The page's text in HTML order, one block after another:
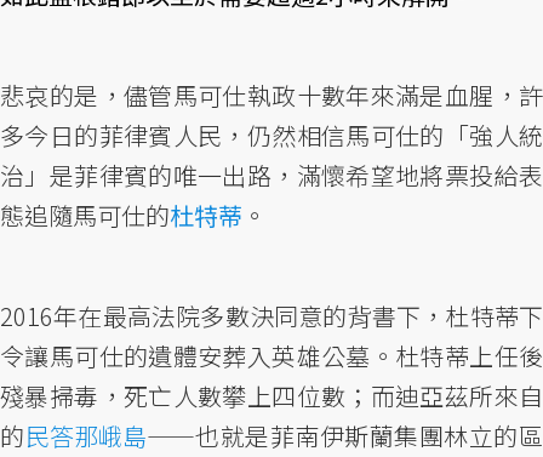
悲哀的是，儘管馬可仕執政十數年來滿是血腥，許
多今日的菲律賓人民，仍然相信馬可仕的「強人統
治」是菲律賓的唯一出路，滿懷希望地將票投給表
態追隨馬可仕的杜特蒂 。
2016年在最高法院多數決同意的背書下，杜特蒂下
令讓馬可仕的遺體安葬入英雄公墓。杜特蒂上任後
殘暴掃毒，死亡人數攀上四位數；而迪亞茲所來自
的民答那峨島——也就是菲南伊斯蘭集團林立的區